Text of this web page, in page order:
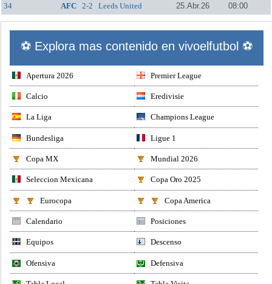
Bournemouth
34
AFC
Bournemouth
2-2 Leeds United 25.Abr.26 08:00
⚽ Explora mas contenido en vivoelfutbol ⚽
Apertura 2026 Premier League
Calcio Eredivisie
La Liga Champions League
Bundesliga Ligue 1
Copa MX Mundial 2026
Seleccion Mexicana Copa Oro 2025
Eurocopa Copa America
Calendario Posiciones
Equipos Descenso
Ofensiva Defensiva